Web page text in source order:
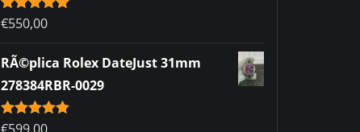
Rated5.00
out of 5
€550,00
RÃ©plica Rolex DateJust 31mm
278384RBR-0029
Rated5.00